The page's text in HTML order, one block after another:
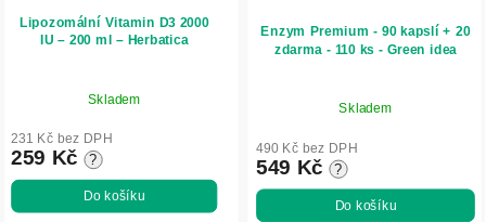
Lipozomální Vitamin D3 2000
IU – 200 ml – Herbatica
Skladem
231 Kč bez DPH
259 Kč ?
Do košíku
Enzym Premium - 90 kapslí + 20
zdarma - 110 ks - Green idea
Skladem
490 Kč bez DPH
549 Kč ?
Do košíku